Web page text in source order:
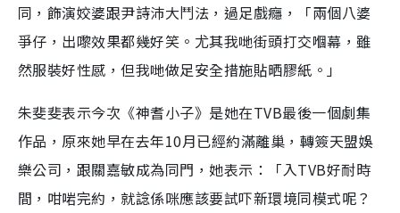
同，飾演姣婆跟尹詩沛大鬥法，過足戲癮，「兩個八婆
爭仔，出嚟效果都幾好笑。尤其我哋街頭打交嗰幕，雖
然服裝好性感，但我哋做足安全措施貼晒膠紙。」
朱斐斐表示今次《神耆小子》是她在TVB最後一個劇集
作品，原來她早在去年10月已經約滿離巢，轉簽天盟娛
樂公司，跟關嘉敏成為同門，她表示：「入TVB好耐時
間，咁啱完約，就諗係咪應該要試吓新環境同模式呢？